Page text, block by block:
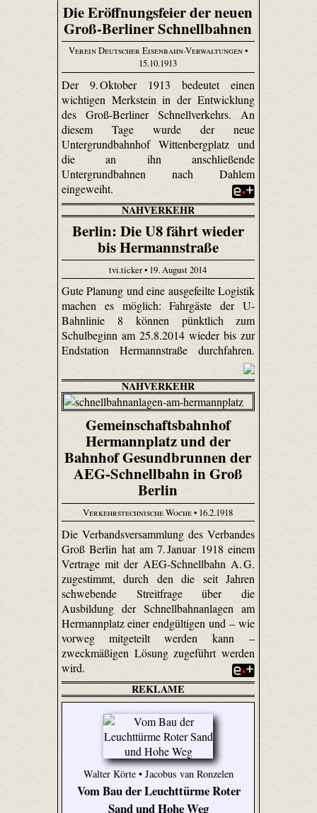
Die Eröffnungsfeier der neuen
Groß-Berliner Schnellbahnen
Verein Deutscher Eisenbahn-Verwaltungen•
15.10.1913
Der 9. Oktober 1913 bedeutet einen
wichtigen Merkstein in der Entwicklung
des Groß-Berliner Schnellverkehrs. An
diesem Tage wurde der neue
Untergrundbahnhof Wittenbergplatz und
die an ihn anschließende
Untergrundbahnen nach Dahlem
eingeweiht.
NAHVERKEHR
Berlin: Die U8 fährt wieder
bis Hermannstraße
tvi.ticker • 19. August 2014
Gute Planung und eine ausgefeilte Logistik
machen es möglich: Fahrgäste der U-
Bahnlinie 8 können pünktlich zum
Schulbeginn am 25.8.2014 wieder bis zur
Endstation Hermannstraße durchfahren.
NAHVERKEHR
Gemeinschaftsbahnhof
Hermannplatz und der
Bahnhof Gesundbrunnen der
AEG-Schnellbahn in Groß
Berlin
Verkehrstechnische Woche• 16.2.1918
Die Verbandsversammlung des Verbandes
Groß Berlin hat am 7. Januar 1918 einem
Vertrage mit der AEG-Schnellbahn A. G.
zugestimmt, durch den die seit Jahren
schwebende Streitfrage über die
Ausbildung der Schnellbahnanlagen am
Hermannplatz einer endgültigen und – wie
vorweg mitgeteilt werden kann –
zweckmäßigen Lösung zugeführt werden
wird.
REKLAME
Walter Körte • Jacobus van Ronzelen
Vom Bau der Leuchttürme Roter
Sand und Hohe Weg